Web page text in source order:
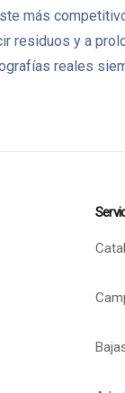
más
residuos y a
reales